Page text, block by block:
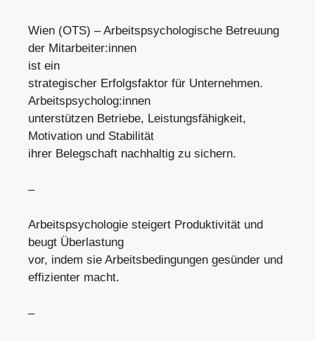
Wien (OTS) – Arbeitspsychologische Betreuung
der Mitarbeiter:innen
ist ein
strategischer Erfolgsfaktor für Unternehmen.
Arbeitspsycholog:innen
unterstützen Betriebe, Leistungsfähigkeit,
Motivation und Stabilität
ihrer Belegschaft nachhaltig zu sichern.
–
Arbeitspsychologie steigert Produktivität und
beugt Überlastung
vor, indem sie Arbeitsbedingungen gesünder und
effizienter macht.
–